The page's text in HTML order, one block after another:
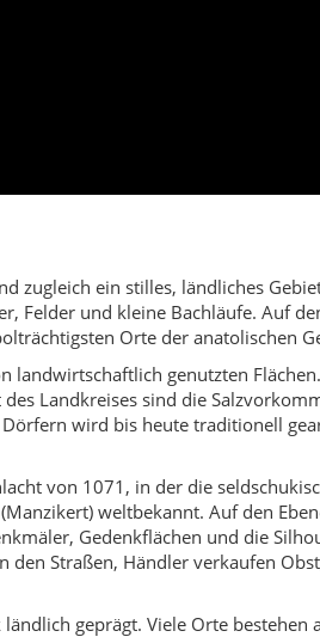
von 1071, in der die
weltbekannt. Auf den
Gedenkflächen und die
geprägt. Viele Orte bestehen
Kulturen: Burgruinen, alte Mauern
Katerin Kalesi, Tıkızlı Kalesi oder
Ort für Menschen, die
Vergangenheit, einfache aber
die Geschichte nicht nur in
und traditionellen Werten
begleitet von Davul und Zurna,
Ofen bis hin zu saisonalen